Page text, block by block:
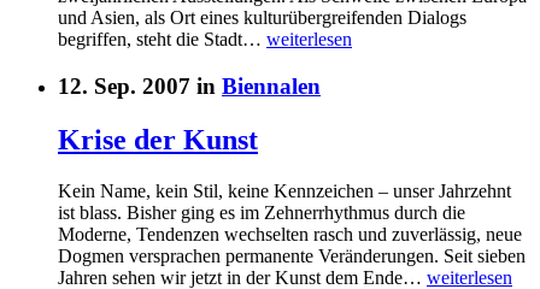
und Asien, als Ort eines kulturübergreifenden Dialogs
begriffen, steht die Stadt… weiterlesen
12. Sep. 2007 in Biennalen
Krise der Kunst
Kein Name, kein Stil, keine Kennzeichen – unser Jahrzehnt
ist blass. Bisher ging es im Zehnerrhythmus durch die
Moderne, Tendenzen wechselten rasch und zuverlässig, neue
Dogmen versprachen permanente Veränderungen. Seit sieben
Jahren sehen wir jetzt in der Kunst dem Ende… weiterlesen